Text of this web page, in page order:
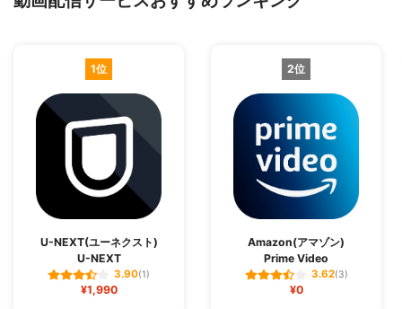
1位
U-NEXT(ユーネクスト)
U-NEXT
3.90(1)
¥1,990
2位
Amazon(アマゾン)
Prime Video
3.62(3)
¥0